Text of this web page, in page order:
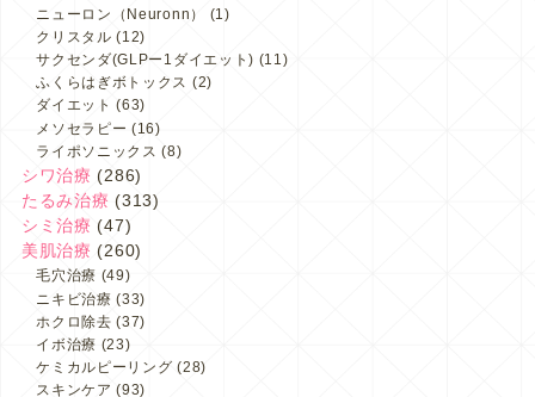
ニューロン（Neuronn）
(1)
クリスタル (12)
サクセンダ(GLPー1ダイエット) (11)
ふくらはぎボトックス (2)
ダイエット (63)
メソセラピー (16)
ライポソニックス (8)
シワ治療 (286)
たるみ治療 (313)
シミ治療 (47)
美肌治療 (260)
毛穴治療 (49)
ニキビ治療 (33)
ホクロ除去 (37)
イボ治療 (23)
ケミカルピーリング (28)
スキンケア (93)